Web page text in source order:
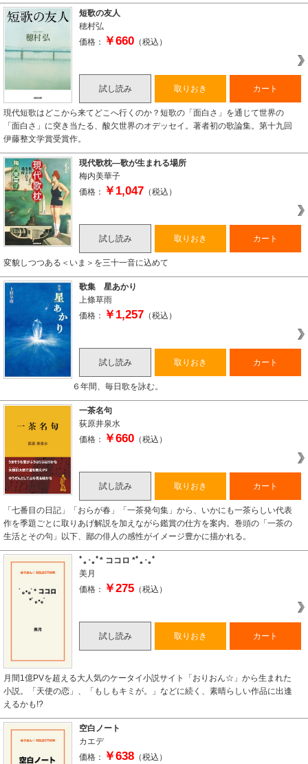
短歌の友人
穂村弘
価格：
￥660 （税込）
試し読み 取りおき カート
現代短歌はどこから来てどこへ行くのか？短歌の「面白さ」を通じて世界の
「面白さ」に突き当たる、酸欠世界のオデッセイ。著者初の歌論集。第十九回
伊藤整文学賞受賞作。
現代歌枕―歌が生まれる場所
梅内美華子
価格：
￥1,047 （税込）
試し読み 取りおき カート
変貌しつつある＜いま＞を三十一音に込めて
歌集 星あかり
上條草雨
価格：
￥1,257 （税込）
試し読み 取りおき カート
６年間、毎日歌を詠む。
一茶名句
荻原井泉水
価格：
￥660 （税込）
試し読み 取りおき カート
「七番目の日記」「おらが春」「一茶発句集」から、いかにも一茶らしい代表
作を季題ごとに取りあげ解説を加えながら鑑賞の仕方を案内。巻頭の「一茶の
生活とその句」以下、鄙の俳人の感性がイメージ豊かに描かれる。
ﾟ｡･｡ﾟ* ココロ *ﾟ｡･｡ﾟ
美月
価格：
￥275 （税込）
試し読み 取りおき カート
月間1億PVを超える大人気のケータイ小説サイト「おりおん☆」から生まれた
小説。「天使の恋」、「もしもキミが。」などに続く、素晴らしい作品に出逢
えるかも!?
空白ノート
カエデ
価格：
￥638 （税込）